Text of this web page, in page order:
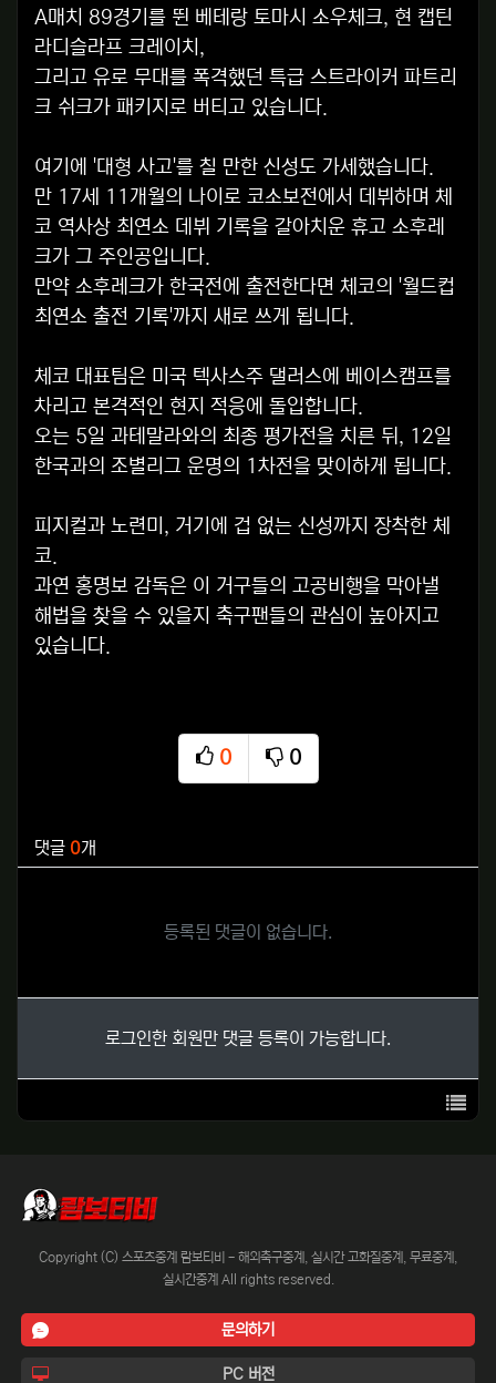
A매치 89경기를 뛴 베테랑 토마시 소우체크, 현 캡틴
라디슬라프 크레이치,
그리고 유로 무대를 폭격했던 특급 스트라이커 파트리
크 쉬크가 패키지로 버티고 있습니다.
여기에 '대형 사고'를 칠 만한 신성도 가세했습니다.
만 17세 11개월의 나이로 코소보전에서 데뷔하며 체
코 역사상 최연소 데뷔 기록을 갈아치운 휴고 소후레
크가 그 주인공입니다.
만약 소후레크가 한국전에 출전한다면 체코의 '월드컵
최연소 출전 기록'까지 새로 쓰게 됩니다.
체코 대표팀은 미국 텍사스주 댈러스에 베이스캠프를
차리고 본격적인 현지 적응에 돌입합니다.
오는 5일 과테말라와의 최종 평가전을 치른 뒤, 12일
한국과의 조별리그 운명의 1차전을 맞이하게 됩니다.
피지컬과 노련미, 거기에 겁 없는 신성까지 장착한 체
코.
과연 홍명보 감독은 이 거구들의 고공비행을 막아낼
해법을 찾을 수 있을지 축구팬들의 관심이 높아지고
있습니다.
0
추천
0
비추천
댓글 0개
등록된 댓글이 없습니다.
로그인한 회원만 댓글 등록이 가능합니다.
목록
Copyright (C) 스포츠중계 람보티비 - 해외축구중계, 실시간 고화질중계, 무료중계,
실시간중계 All rights reserved.
문의하기
PC 버전